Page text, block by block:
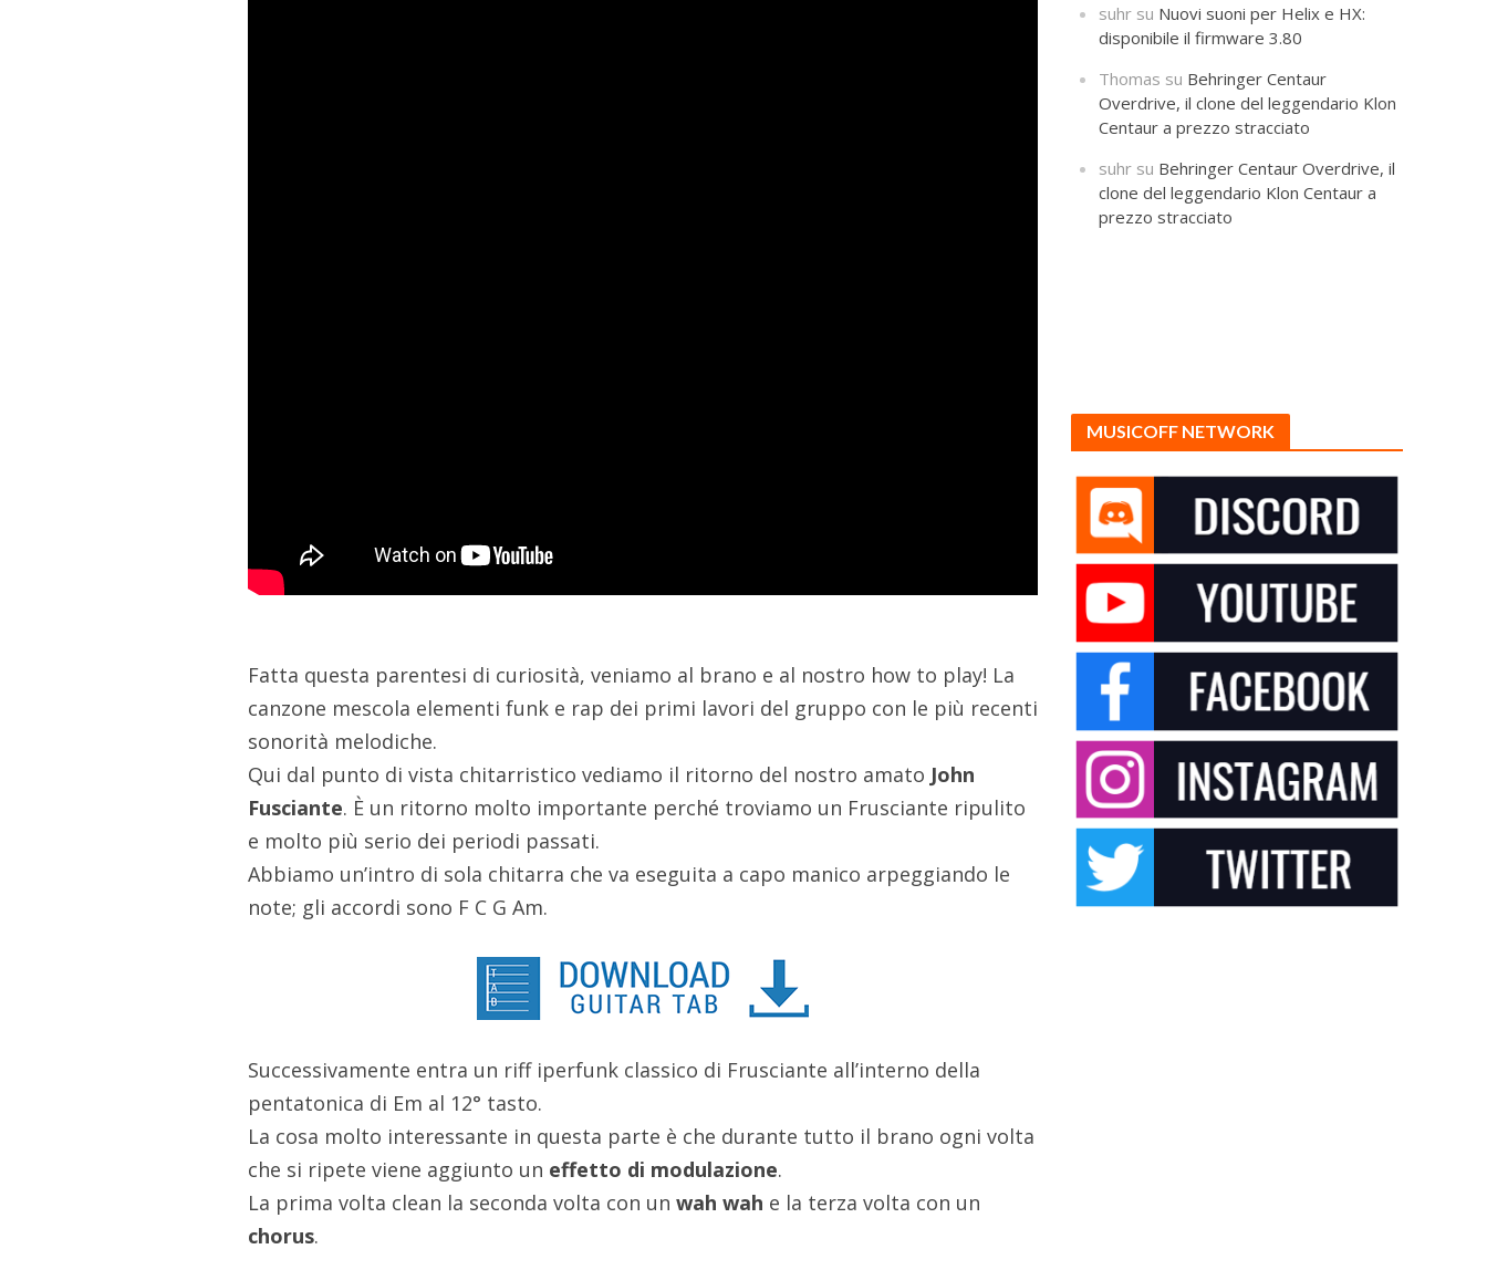
Fatta questa parentesi di curiosità, veniamo al brano e al nostro how to play! La
canzone mescola elementi funk e rap dei primi lavori del gruppo con le più recenti
sonorità melodiche.
Qui dal punto di vista chitarristico vediamo il ritorno del nostro amato John
Fusciante. È un ritorno molto importante perché troviamo un Frusciante ripulito
e molto più serio dei periodi passati.
Abbiamo un’intro di sola chitarra che va eseguita a capo manico arpeggiando le
note; gli accordi sono F C G Am.
Successivamente entra un riff iperfunk classico di Frusciante all’interno della
pentatonica di Em al 12° tasto.
La cosa molto interessante in questa parte è che durante tutto il brano ogni volta
che si ripete viene aggiunto un effetto di modulazione.
La prima volta clean la seconda volta con unwah wah e la terza volta con un
chorus.
suhr su Nuovi suoni per Helix e HX:
disponibile il firmware 3.80
Thomas su Behringer Centaur
Overdrive, il clone del leggendario Klon
Centaur a prezzo stracciato
suhr su Behringer Centaur Overdrive, il
clone del leggendario Klon Centaur a
prezzo stracciato
MUSICOFF NETWORK